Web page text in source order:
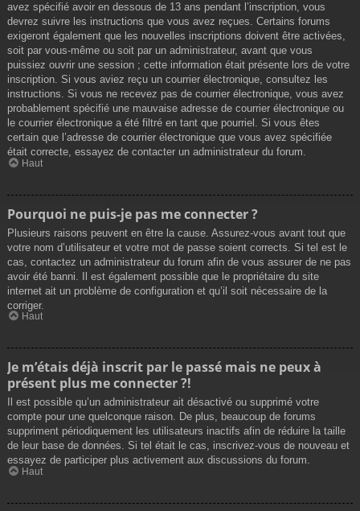
avez spécifié avoir en dessous de 13 ans pendant l’inscription, vous
devrez suivre les instructions que vous avez reçues. Certains forums
exigeront également que les nouvelles inscriptions doivent être activées,
soit par vous-même ou soit par un administrateur, avant que vous
puissiez ouvrir une session ; cette information était présente lors de votre
inscription. Si vous aviez reçu un courrier électronique, consultez les
instructions. Si vous ne recevez pas de courrier électronique, vous avez
probablement spécifié une mauvaise adresse de courrier électronique ou
le courrier électronique a été filtré en tant que pourriel. Si vous êtes
certain que l’adresse de courrier électronique que vous avez spécifiée
était correcte, essayez de contacter un administrateur du forum.
Haut
Pourquoi ne puis-je pas me connecter ?
Plusieurs raisons peuvent en être la cause. Assurez-vous avant tout que
votre nom d’utilisateur et votre mot de passe soient corrects. Si tel est le
cas, contactez un administrateur du forum afin de vous assurer de ne pas
avoir été banni. Il est également possible que le propriétaire du site
internet ait un problème de configuration et qu’il soit nécessaire de la
corriger.
Haut
Je m’étais déjà inscrit par le passé mais ne peux à
présent plus me connecter ?!
Il est possible qu’un administrateur ait désactivé ou supprimé votre
compte pour une quelconque raison. De plus, beaucoup de forums
suppriment périodiquement les utilisateurs inactifs afin de réduire la taille
de leur base de données. Si tel était le cas, inscrivez-vous de nouveau et
essayez de participer plus activement aux discussions du forum.
Haut